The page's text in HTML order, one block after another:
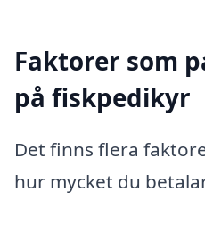
Faktorer som
på fiskpedikyr
Det finns flera
hur mycket du